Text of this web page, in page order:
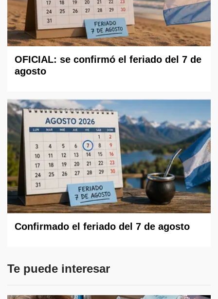
OFICIAL: se confirmó el feriado del 7 de
agosto
Confirmado el feriado del 7 de agosto
Te puede interesar